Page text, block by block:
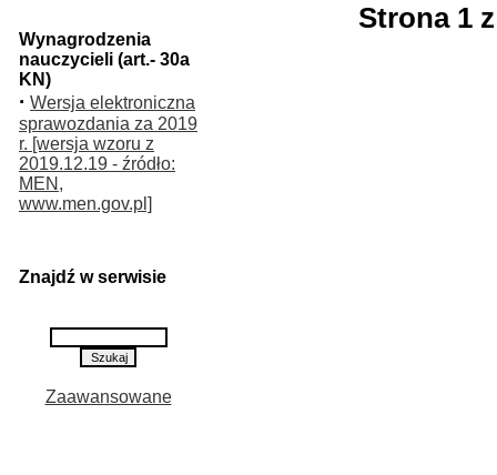
Wynagrodzenia
nauczycieli (art.- 30a
KN)
· Wersja elektroniczna
sprawozdania za 2019
r. [wersja wzoru z
2019.12.19 - źródło:
MEN,
www.men.gov.pl]
Znajdź w serwisie
Zaawansowane
Strona 1